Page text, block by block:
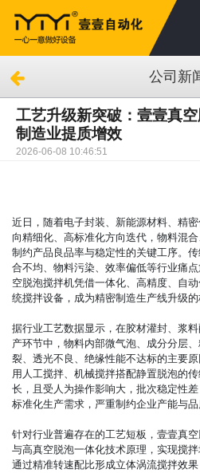
公司新
工艺升级新突破：壹壹真
制造业提质增效
2026-06-08 10:46:51
近日，随着电子封装、新能源材料、精
向精细化、高标准化方向迭代，物料混
制约产品良品率与稳定性的关键工序。
合不均、物料污染、效率偏低等行业痛
空脱泡搅拌机凭借一体化、高精度、自
统搅拌设备，成为精密制造生产线升级的
据行业工艺数据显示，在胶材灌封、浆
产环节中，物料内部微气泡、成分分层
裂、透光不良、绝缘性能不达标的主要
用人工搅拌、机械搅拌搭配静置脱泡的
长，且受人为操作影响大，批次稳定性
标准化生产需求，严重制约企业产能与品
针对行业普遍存在的工艺短板，壹壹真
与高真空脱泡一体化技术原理，实现搅
通过精准转速配比形成立体涡流搅拌效